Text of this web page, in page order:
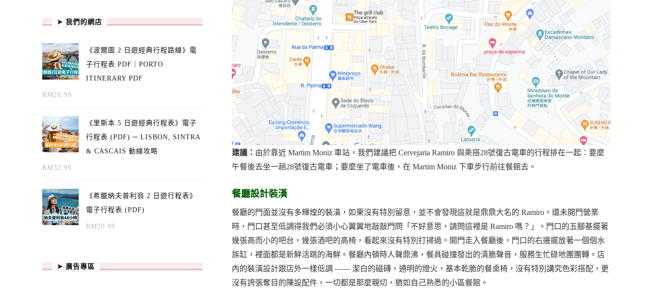
建議： 由於靠近 Martim Moniz 車站，我們建議把 Cervejaria Ramiro 與乘搭28號復古電車的行程排在一起：要麼
午餐後去坐一趟28號復古電車；要麼坐了電車後，在 Martim Moniz 下車步行前往餐館去。
餐廳設計裝潢
餐廳的門面並沒有多輝煌的裝潢，如果沒有特別留意，並不會發現這就是鼎鼎大名的 Ramiro。還未開門營業
時，門口甚至低調得我們必須小心翼翼地敲敲門問「不好意思，請問這裡是 Ramiro 嗎？」。門口的五腳基擺著
幾張高而小的吧台，幾張酒吧的高椅，看起來沒有特別打掃過。開門走入餐廳後，門口的右邊擺放著一個個水
族缸，裡面都是新鮮活跳的海鮮。餐廳內頓時人聲鼎沸，餐具碰撞發出的清脆聲音，服務生忙碌地團團轉。店
內的裝潢設計跟店外一樣低調 —— 潔白的磁磚，通明的燈火，基本乾脆的餐桌椅，沒有特別講究色彩搭配，更
沒有誇張奪目的陳設配件，一切都是那麼親切，猶如自己熟悉的小區餐館。
➤ 我們的網店
《波爾圖 2 日遊經典行程路線》電
子行程表 PDF｜PORTO
ITINERARY PDF
RM20.99
《里斯本 5 日遊經典行程表》電子
行程表 (PDF) ─ LISBON, SINTRA
& CASCAIS 動線攻略
RM32.99
《希臘納夫普利翁 2 日遊行程表》
電子行程表 (PDF)
RM20.99
➤ 廣告專區